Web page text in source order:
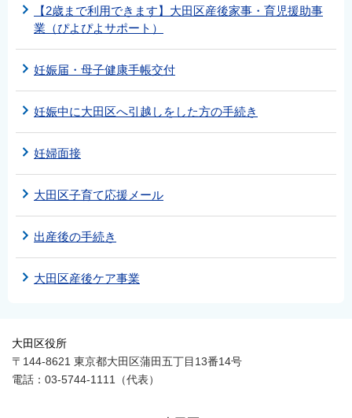
【2歳まで利用できます】大田区産後家事・育児援助事
業（ぴよぴよサポート）
妊娠届・母子健康手帳交付
妊娠中に大田区へ引越しをした方の手続き
妊婦面接
大田区子育て応援メール
出産後の手続き
大田区産後ケア事業
大田区役所
〒144-8621 東京都大田区蒲田五丁目13番14号
電話：03-5744-1111（代表）